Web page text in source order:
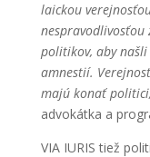
laickou
nespravodlivosťou
politikov, aby
amnestií.
majú konať
advokátka a
VIA IURIS tiež